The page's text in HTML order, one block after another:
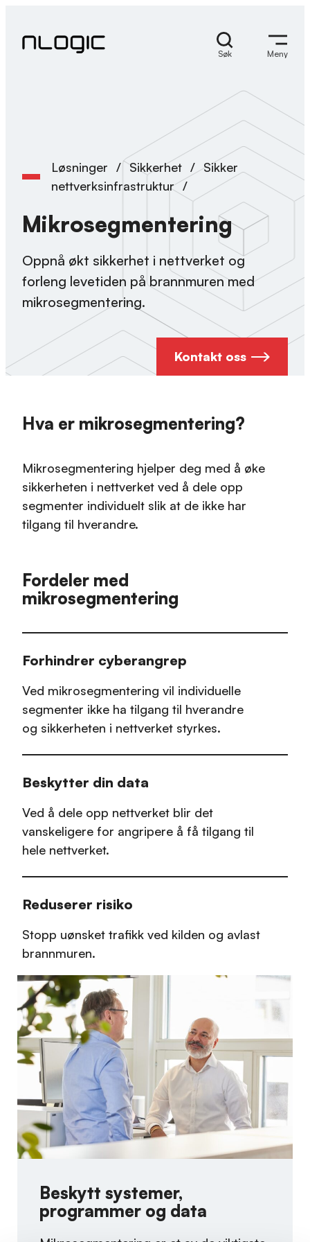
content
Søk Meny
Løsninger / Sikkerhet / Sikker
nettverksinfrastruktur /
Mikrosegmentering
Oppnå økt sikkerhet i nettverket og
forleng levetiden på brannmuren med
mikrosegmentering.
Kontakt oss
Hva er mikrosegmentering?
Mikrosegmentering hjelper deg med å øke
sikkerheten i nettverket ved å dele opp
segmenter individuelt slik at de ikke har
tilgang til hverandre.
Fordeler med
mikrosegmentering
Forhindrer cyberangrep
Ved mikrosegmentering vil individuelle
segmenter ikke ha tilgang til hverandre
og sikkerheten i nettverket styrkes.
Beskytter din data
Ved å dele opp nettverket blir det
vanskeligere for angripere å få tilgang til
hele nettverket.
Reduserer risiko
Stopp uønsket trafikk ved kilden og avlast
brannmuren.
Beskytt systemer,
programmer og data